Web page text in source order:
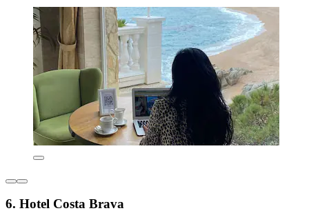
6. Hotel Costa Brava